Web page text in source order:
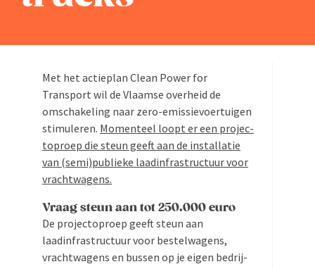
Met het actieplan Clean Power for
Transport wil de Vlaamse overheid de
omscha­keling naar zero-emissie­­voer­­tuigen
stimu­leren. Momenteel loopt er een projec­
toproep die steun geeft aan de instal­latie
van (semi)publieke laadinfrastructuur voor
vrachtwagens.
Vraag steun aan tot 250.000 euro
De projec­toproep geeft steun aan
laadinfrastructuur voor bestel­wagens,
vracht­wagens en bussen op je eigen bedrij­